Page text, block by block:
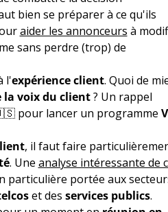
bien se préparer à ce qu'ils
aider les annonceurs à
sans perdre (trop) de
l'expérience client. Quoi de
la voix du client? Un rappel
pour lancer un programme
, il faut faire
. Une analyse intéressante de
particulière portée aux
et des services publics.